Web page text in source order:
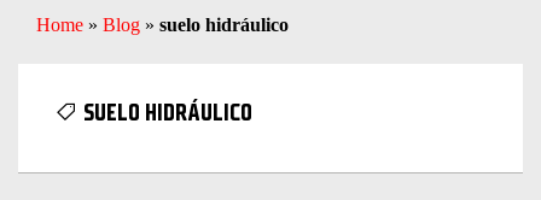
INICIO
Home » Blog » suelo hidráulico
SUELO HIDRÁULICO